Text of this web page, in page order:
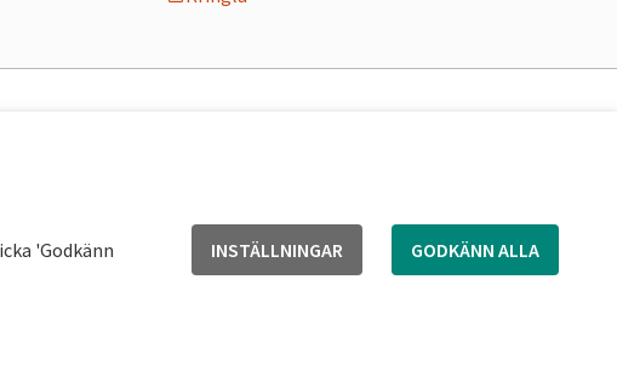
'Godkänn
INSTÄLLNINGAR GODKÄNN ALLA